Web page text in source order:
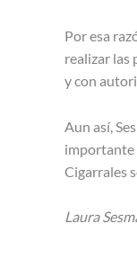
Por esa
realizar las
y con
Aun así,
importante
Cigarrales
Laura